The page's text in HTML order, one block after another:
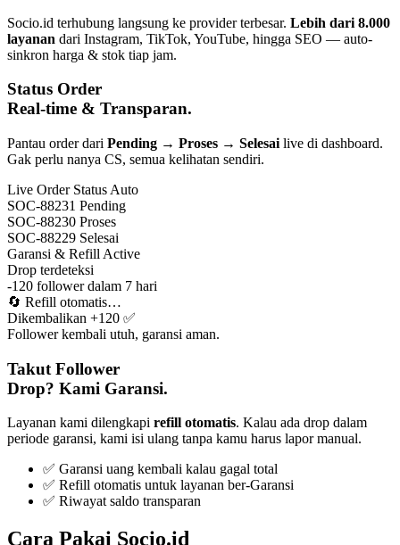
Socio.id terhubung langsung ke provider terbesar. Lebih dari 8.000
layanan dari Instagram, TikTok, YouTube, hingga SEO — auto-
sinkron harga & stok tiap jam.
Status Order
Real-time & Transparan.
Pantau order dari Pending → Proses → Selesai live di dashboard.
Gak perlu nanya CS, semua kelihatan sendiri.
Live Order Status Auto
SOC-88231 Pending
SOC-88230 Proses
SOC-88229 Selesai
Garansi & Refill Active
Drop terdeteksi
-120 follower dalam 7 hari
🔄 Refill otomatis…
Dikembalikan +120 ✅
Follower kembali utuh, garansi aman.
Takut Follower
Drop? Kami Garansi.
Layanan kami dilengkapi refill otomatis. Kalau ada drop dalam
periode garansi, kami isi ulang tanpa kamu harus lapor manual.
✅ Garansi uang kembali kalau gagal total
✅ Refill otomatis untuk layanan ber-Garansi
✅ Riwayat saldo transparan
Cara Pakai Socio.id